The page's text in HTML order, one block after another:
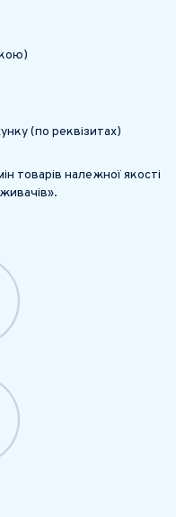
(по реквізитах)
товарів належної якості